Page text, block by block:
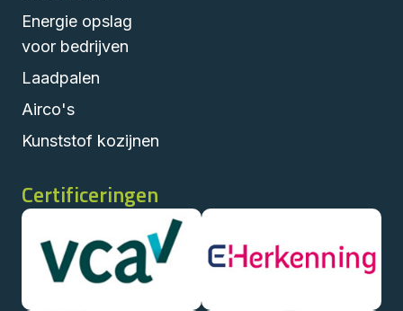
Energie opslag
voor bedrijven
Laadpalen
Airco's
Kunststof kozijnen
Certificeringen